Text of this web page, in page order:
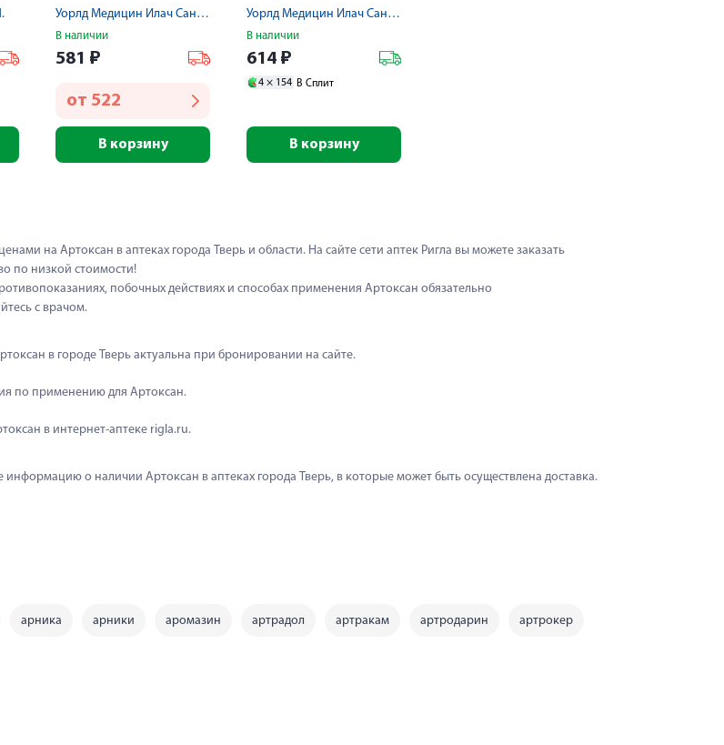
Уорлд Медицин Илач Сан ве Тидж А.Ш.
В наличии
581 ₽
от 522
В корзину
Уорлд Медицин Илач Сан ве Тидж А.Ш.
В наличии
614 ₽
4 × 154 В Сплит
В корзину
на Артоксан в аптеках города Тверь и области. На сайте сети аптек Ригла вы можете заказать
по низкой стоимости!
побочных действиях и способах применения Артоксан обязательно
с врачом.
в городе Тверь актуальна при бронировании на сайте.
по применению для Артоксан.
в интернет-аптеке rigla.ru.
информацию о наличии Артоксан в аптеках города Тверь, в которые может быть осуществлена доставка.
арника арники аромазин артрадол артракам артродарин артрокер